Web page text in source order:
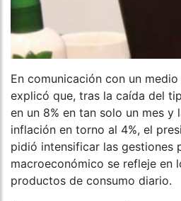
En comunicación con un
explicó que, tras la caída del
en un 8% en tan solo un mes y
inflación en torno al 4%, el
pidió intensificar las gestiones
macroeconómico se refleje en
productos de consumo diario.